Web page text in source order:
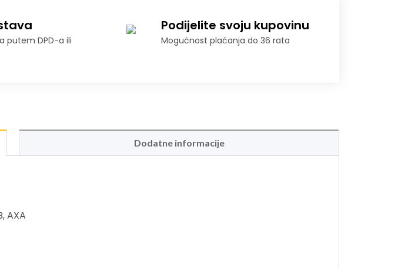
putem DPD-a ili
Podijelite svoju kupovinu
Mogućnost plaćanja do 36 rata
Dodatne informacije
AXA